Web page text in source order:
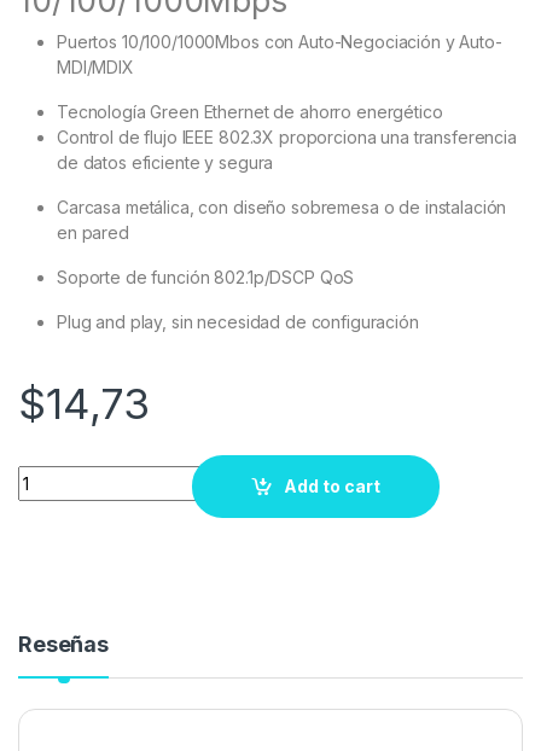
Puertos 10/100/1000Mbos con Auto-Negociación y Auto-
MDI/MDIX
Tecnología Green Ethernet de ahorro energético
Control de flujo IEEE 802.3X proporciona una transferencia
de datos eficiente y segura
Carcasa metálica, con diseño sobremesa o de instalación
en pared
Soporte de función 802.1p/DSCP QoS
Plug and play, sin necesidad de configuración
$14,73
Quantity
Add to cart
Reseñas